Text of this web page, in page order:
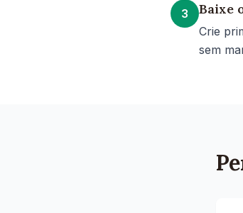
3 Baixe
Crie
sem